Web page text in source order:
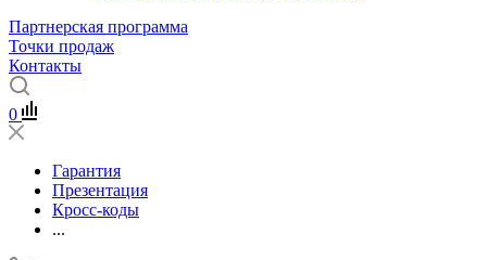
Партнерская программа
Точки продаж
Контакты
0
Гарантия
Презентация
Кросс-коды
...